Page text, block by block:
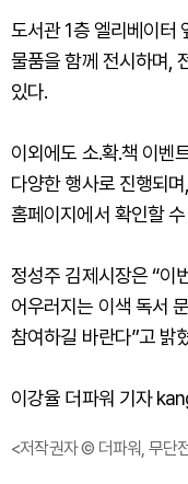
도서관 1층 엘리베이터
물품을 함께 전시하며,
있다.
이외에도 소.확.책 이벤
다양한 행사로 진행되
홈페이지에서 확인할
정성주 김제시장은 “이
어우러지는 이색 독서
참여하길 바란다”고 밝
이강율 더파워 기자
<저작권자 © 더파워, 무단